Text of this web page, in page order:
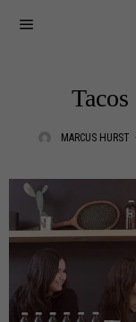
MARCUS HURST